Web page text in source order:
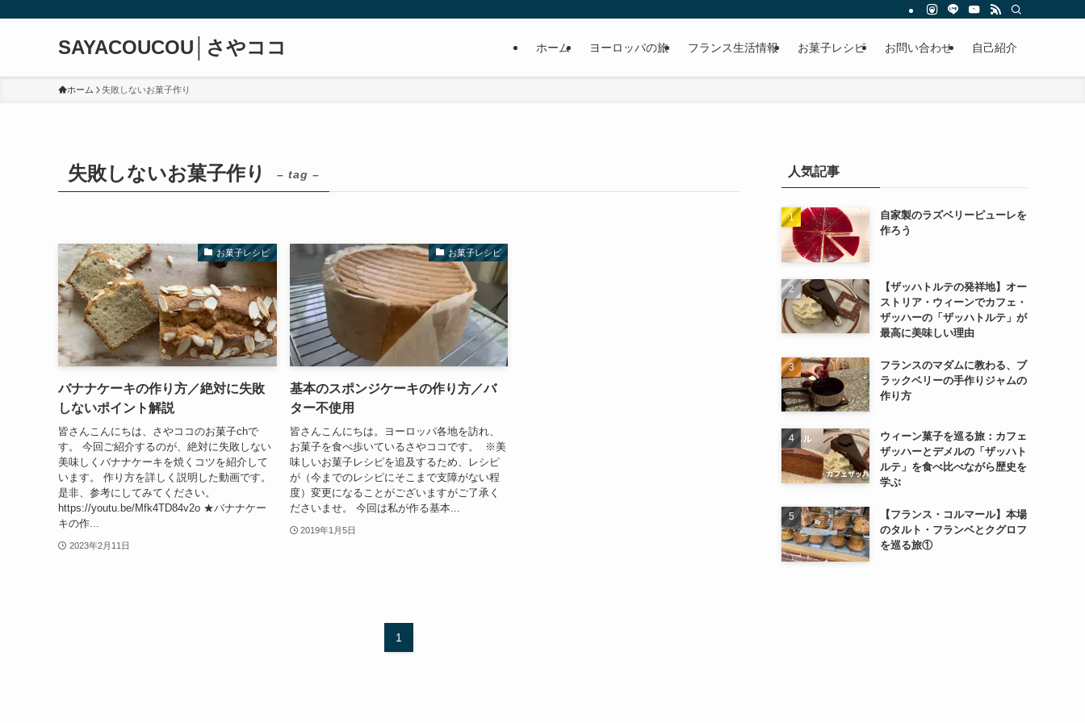
SAYACOUCOU│さやココ ホーム ヨーロッパの旅 フランス生活情報 お菓子レシピ お問い合わせ 自己紹介
ホーム 失敗しないお菓子作り
失敗しないお菓子作り – tag –
お菓子レシピ
バナナケーキの作り方／絶対に失敗
しないポイント解説
皆さんこんにちは、さやココのお菓子chで
す。 今回ご紹介するのが、絶対に失敗しない
美味しくバナナケーキを焼くコツを紹介して
います。 作り方を詳しく説明した動画です。
是非、参考にしてみてください。
https://youtu.be/Mfk4TD84v2o ★バナナケー
キの作...
2023年2月11日
お菓子レシピ
基本のスポンジケーキの作り方／バ
ター不使用
皆さんこんにちは。ヨーロッパ各地を訪れ、
お菓子を食べ歩いているさやココです。 ※美
味しいお菓子レシピを追及するため、レシピ
が（今までのレシピにそこまで支障がない程
度）変更になることがございますがご了承く
ださいませ。 今回は私が作る基本...
2019年1月5日
1
人気記事
自家製のラズベリーピューレを
作ろう
【ザッハトルテの発祥地】オー
ストリア・ウィーンでカフェ・
ザッハーの「ザッハトルテ」が
最高に美味しい理由
フランスのマダムに教わる、ブ
ラックベリーの手作りジャムの
作り方
ウィーン菓子を巡る旅：カフェ
ザッハーとデメルの「ザッハト
ルテ」を食べ比べながら歴史を
学ぶ
【フランス・コルマール】本場
のタルト・フランベとクグロフ
を巡る旅①